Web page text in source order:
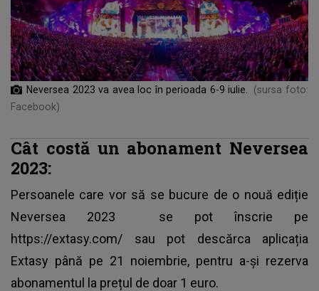
Neversea 2023 va avea loc în perioada 6-9 iulie.
(sursa foto:
Facebook)
Cât costă un abonament Neversea
2023:
Persoanele care vor să se bucure de o nouă ediție
Neversea 2023 se pot înscrie pe
https://extasy.com/ sau pot descărca aplicația
Extasy până pe 21 noiembrie, pentru a-și rezerva
abonamentul la prețul de doar 1 euro.